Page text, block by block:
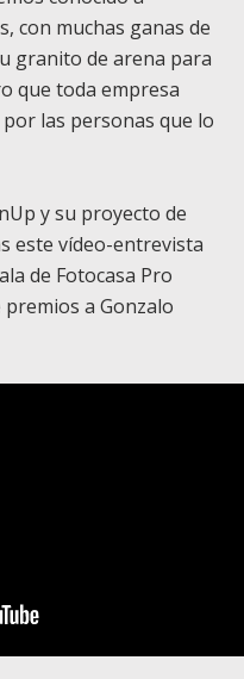
con muchas ganas de
granito de arena para
que toda empresa
las personas que lo
y su proyecto de
este vídeo-entrevista
de Fotocasa Pro
a Gonzalo